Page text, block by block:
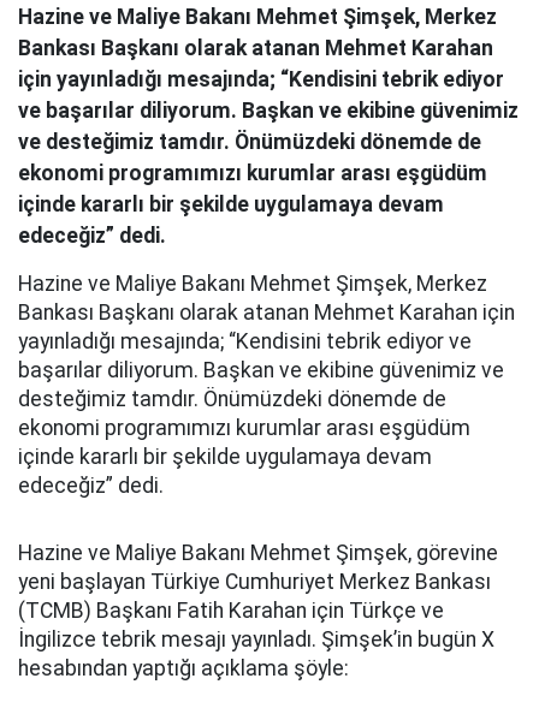
Hazine ve Maliye Bakanı Mehmet Şimşek, Merkez
Bankası Başkanı olarak atanan Mehmet Karahan
için yayınladığı mesajında; “Kendisini tebrik ediyor
ve başarılar diliyorum. Başkan ve ekibine güvenimiz
ve desteğimiz tamdır. Önümüzdeki dönemde de
ekonomi programımızı kurumlar arası eşgüdüm
içinde kararlı bir şekilde uygulamaya devam
edeceğiz” dedi.
Hazine ve Maliye Bakanı Mehmet Şimşek, Merkez
Bankası Başkanı olarak atanan Mehmet Karahan için
yayınladığı mesajında; “Kendisini tebrik ediyor ve
başarılar diliyorum. Başkan ve ekibine güvenimiz ve
desteğimiz tamdır. Önümüzdeki dönemde de
ekonomi programımızı kurumlar arası eşgüdüm
içinde kararlı bir şekilde uygulamaya devam
edeceğiz” dedi.
Hazine ve Maliye Bakanı Mehmet Şimşek, görevine
yeni başlayan Türkiye Cumhuriyet Merkez Bankası
(TCMB) Başkanı Fatih Karahan için Türkçe ve
İngilizce tebrik mesajı yayınladı. Şimşek’in bugün X
hesabından yaptığı açıklama şöyle: